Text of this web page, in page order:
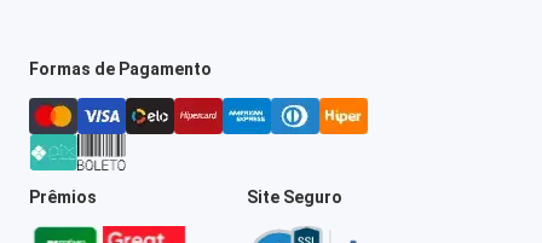
Formas de Pagamento
Prêmios Site Seguro